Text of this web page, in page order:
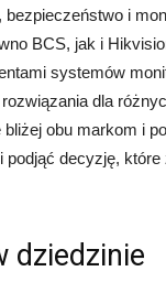
i
BCS, jak i
systemów
dla
obu markom i
podjąć decyzję,
dziedzinie